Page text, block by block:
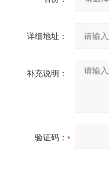
详细地址：
补充说明：
验证码：